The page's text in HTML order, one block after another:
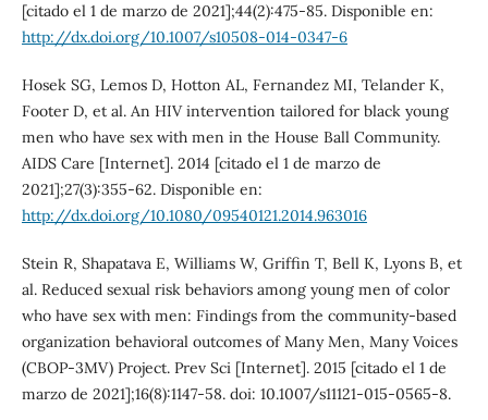
[citado el 1 de marzo de 2021];44(2):475-85. Disponible en:
http://dx.doi.org/10.1007/s10508-014-0347-6
Hosek SG, Lemos D, Hotton AL, Fernandez MI, Telander K,
Footer D, et al. An HIV intervention tailored for black young
men who have sex with men in the House Ball Community.
AIDS Care [Internet]. 2014 [citado el 1 de marzo de
2021];27(3):355-62. Disponible en:
http://dx.doi.org/10.1080/09540121.2014.963016
Stein R, Shapatava E, Williams W, Griffin T, Bell K, Lyons B, et
al. Reduced sexual risk behaviors among young men of color
who have sex with men: Findings from the community-based
organization behavioral outcomes of Many Men, Many Voices
(CBOP-3MV) Project. Prev Sci [Internet]. 2015 [citado el 1 de
marzo de 2021];16(8):1147-58. doi: 10.1007/s11121-015-0565-8.